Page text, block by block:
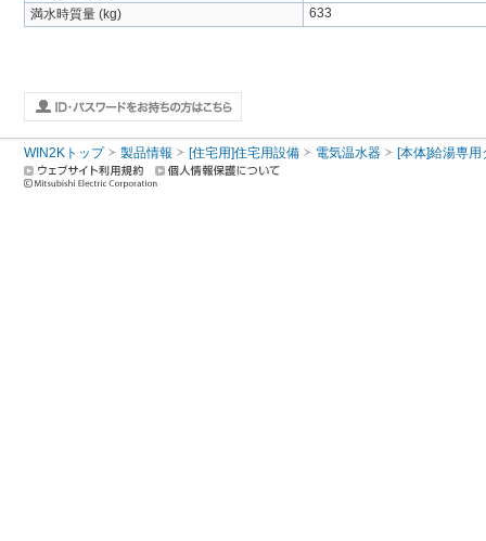
満水時質量 (kg)
633
WIN2Kトップ 製品情報 [住宅用]住宅用設備 電気温水器 [本体]給湯専用